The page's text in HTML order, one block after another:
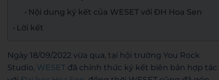
Nội dung ký kết của WESET với ĐH Hoa Sen
Lời kết
Ngày 18/09/2022 vừa qua, tại hội trường You Rock
Studio, WESET đã chính thức ký kết biên bản hợp tác